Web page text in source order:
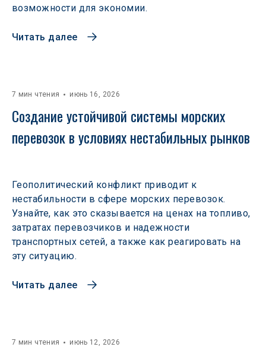
возможности для экономии.
Читать далее
7 мин чтения июнь 16, 2026
Создание устойчивой системы морских
перевозок в условиях нестабильных рынков
Геополитический конфликт приводит к
нестабильности в сфере морских перевозок.
Узнайте, как это сказывается на ценах на топливо,
затратах перевозчиков и надежности
транспортных сетей, а также как реагировать на
эту ситуацию.
Читать далее
7 мин чтения июнь 12, 2026